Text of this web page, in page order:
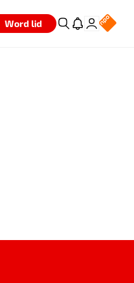
Word lid